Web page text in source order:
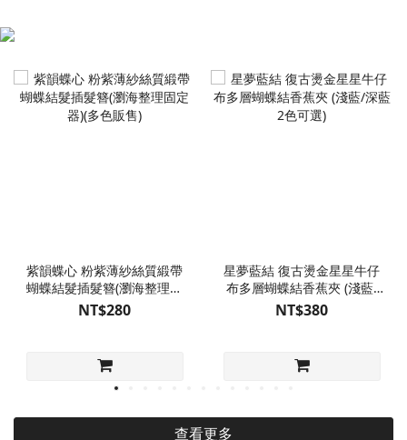
紫韻蝶心 粉紫薄紗絲質緞帶
蝴蝶結髮插髮簪(瀏海整理固
定器)(多色販售)
NT$280
星夢藍結 復古燙金星星牛仔
布多層蝴蝶結香蕉夾 (淺藍/
深藍 2色可選)
NT$380
查看更多